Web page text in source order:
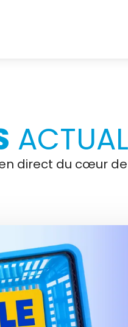
direct du cœur